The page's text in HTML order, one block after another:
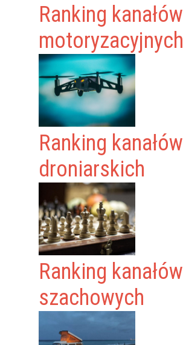
Ranking kanałów
motoryzacyjnych
Ranking kanałów
droniarskich
Ranking kanałów
szachowych